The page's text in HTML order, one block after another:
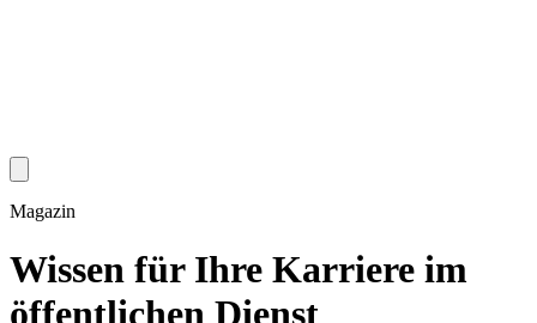
Magazin
Wissen für Ihre Karriere im
öffentlichen Dienst